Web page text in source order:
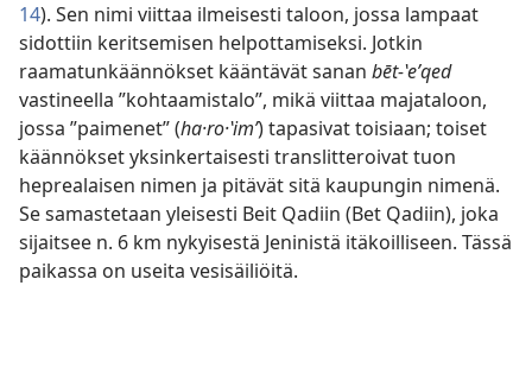
14). Sen nimi viittaa ilmeisesti taloon, jossa lampaat
sidottiin keritsemisen helpottamiseksi. Jotkin
raamatunkäännökset kääntävät sanan bēt-ʽeʹqed
vastineella ”kohtaamistalo”, mikä viittaa majataloon,
jossa ”paimenet” (ha·ro·ʽimʹ) tapasivat toisiaan; toiset
käännökset yksinkertaisesti translitteroivat tuon
heprealaisen nimen ja pitävät sitä kaupungin nimenä.
Se samastetaan yleisesti Beit Qadiin (Bet Qadiin), joka
sijaitsee n. 6 km nykyisestä Jeninistä itäkoilliseen. Tässä
paikassa on useita vesisäiliöitä.